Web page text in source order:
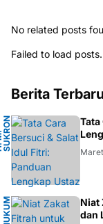
No related posts
Failed to load posts.
Berita Terbaru
NA
Tata
H
U
KU
M
I
S
L
AM
Niat
dan